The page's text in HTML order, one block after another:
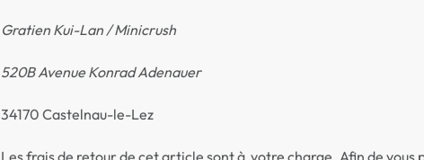
Gratien Kui-Lan / Minicrush
520B Avenue Konrad Adenauer
34170 Castelnau-le-Lez
Les frais de retour de cet article sont à votre charge. Afin de